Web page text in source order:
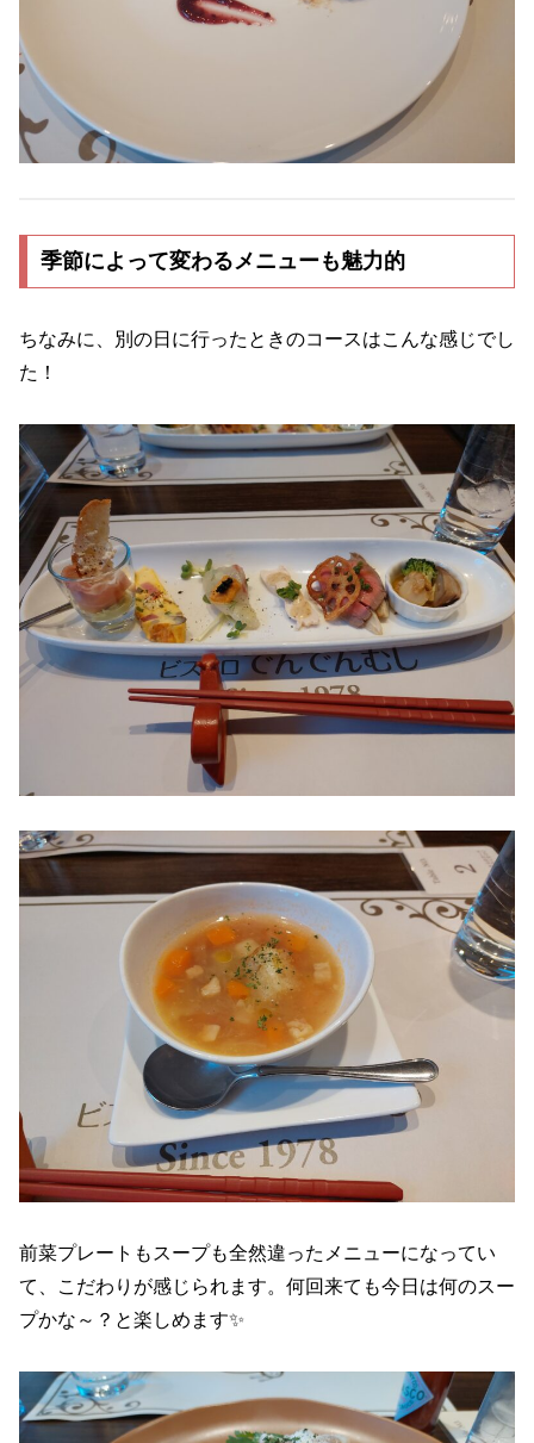
季節によって変わるメニューも魅力的
ちなみに、別の日に行ったときのコースはこんな感じでし
た！
前菜プレートもスープも全然違ったメニューになってい
て、こだわりが感じられます。何回来ても今日は何のスー
プかな～？と楽しめます✨